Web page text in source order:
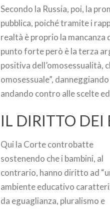
Secondo la Russia, poi, la
pubblica, poiché tramite i
realtà è proprio la mancanza
punto forte però è la terza
positiva dell’omosessualità,
omosessuale”,
andando contro alle scelte
IL DIRITTO
Qui la Corte controbatte
sostenendo che i bambini, al
contrario, hanno diritto ad
ambiente educativo
da eguaglianza, pluralismo e